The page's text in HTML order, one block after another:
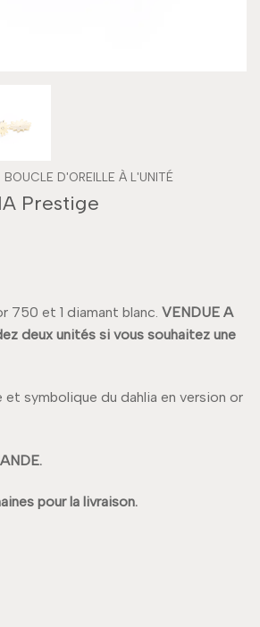
BOUCLE D'OREILLE À L'UNITÉ
Prestige
750 et 1 diamant blanc. VENDUE A
deux unités si vous souhaitez une
et symbolique du dahlia en version or
pour la livraison.